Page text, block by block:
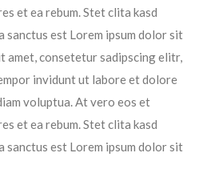
et ea rebum. Stet clita kasd
sanctus est Lorem ipsum dolor sit
amet, consetetur sadipscing elitr,
invidunt ut labore et dolore
voluptua. At vero eos et
et ea rebum. Stet clita kasd
sanctus est Lorem ipsum dolor sit